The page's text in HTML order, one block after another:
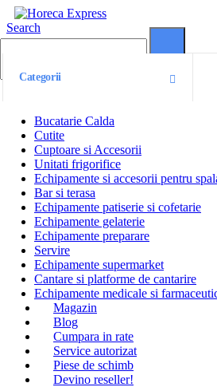
Search
Categorii
Bucatarie Calda
Cutite
Cuptoare si Accesorii
Unitati frigorifice
Echipamente si accesorii pentru
Bar si terasa
Echipamente patiserie si cofetarie
Echipamente gelaterie
Echipamente preparare
Servire
Echipamente supermarket
Cantare si platforme de cantarire
Echipamente medicale si
Magazin
Blog
Cumpara in rate
Service autorizat
Piese de schimb
Devino reseller!